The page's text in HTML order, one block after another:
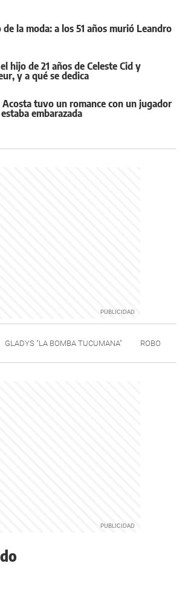
la moda: a los 51 años murió Leandro
hijo de 21 años de Celeste Cid y
y a qué se dedica
tuvo un romance con un jugador
embarazada
GLADYS "LA BOMBA TUCUMANA" ROBO